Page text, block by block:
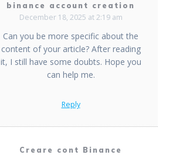
binance account creation
December 18, 2025 at 2:19 am
Can you be more specific about the
content of your article? After reading
it, I still have some doubts. Hope you
can help me.
Reply
Creare cont Binance